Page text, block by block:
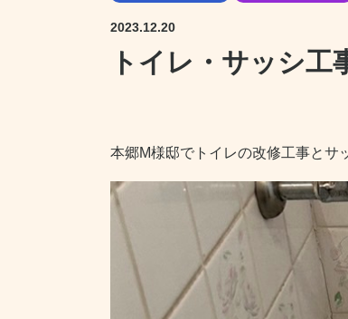
2023.12.20
トイレ・サッシ工
本郷M様邸でトイレの改修工事とサ